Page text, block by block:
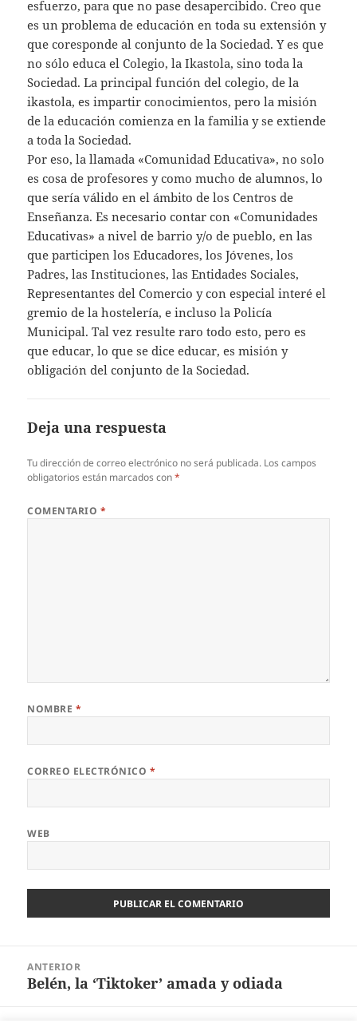
esfuerzo, para que no pase desapercibido. Creo que
es un problema de educación en toda su extensión y
que coresponde al conjunto de la Sociedad. Y es que
no sólo educa el Colegio, la Ikastola, sino toda la
Sociedad. La principal función del colegio, de la
ikastola, es impartir conocimientos, pero la misión
de la educación comienza en la familia y se extiende
a toda la Sociedad.
Por eso, la llamada «Comunidad Educativa», no solo
es cosa de profesores y como mucho de alumnos, lo
que sería válido en el ámbito de los Centros de
Enseñanza. Es necesario contar con «Comunidades
Educativas» a nivel de barrio y/o de pueblo, en las
que participen los Educadores, los Jóvenes, los
Padres, las Instituciones, las Entidades Sociales,
Representantes del Comercio y con especial interé el
gremio de la hostelería, e incluso la Policía
Municipal. Tal vez resulte raro todo esto, pero es
que educar, lo que se dice educar, es misión y
obligación del conjunto de la Sociedad.
Deja una respuesta
Tu dirección de correo electrónico no será publicada. Los campos
obligatorios están marcados con*
COMENTARIO *
NOMBRE *
CORREO ELECTRÓNICO *
WEB
entradas
ANTERIOR
Entrada
Belén, la ‘Tiktoker’ amada y odiada